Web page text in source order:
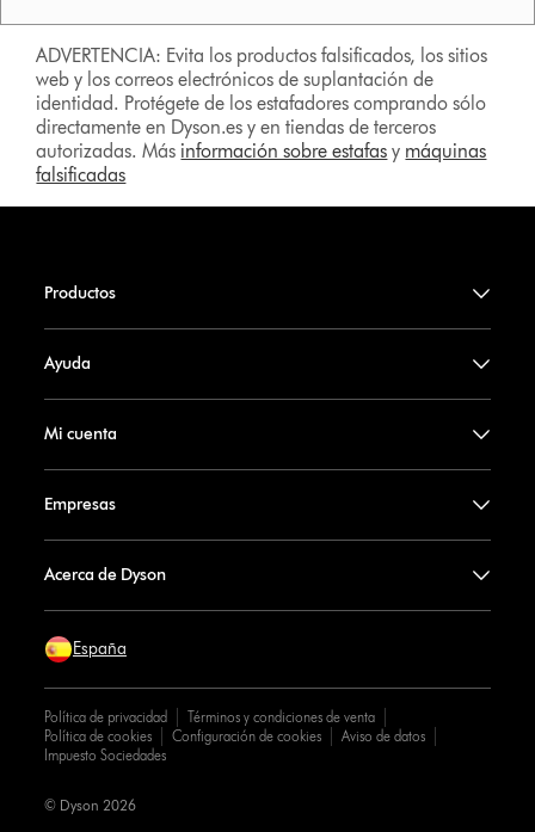
ADVERTENCIA: Evita los productos falsificados, los sitios
web y los correos electrónicos de suplantación de
identidad. Protégete de los estafadores comprando sólo
directamente en Dyson.es y en tiendas de terceros
autorizadas. Más información sobre estafas y máquinas
falsificadas
Productos
Ayuda
Mi cuenta
Empresas
Acerca de Dyson
España
Política de privacidad
Términos y condiciones de venta
Política de cookies
Configuración de cookies
Aviso de datos
Impuesto Sociedades
© Dyson 2026